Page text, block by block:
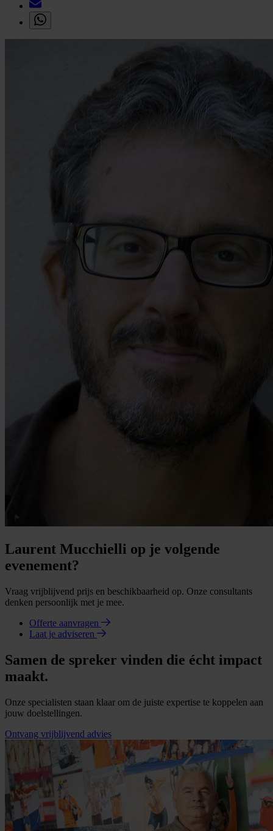
Laurent Mucchielli op je volgende
evenement?
Vraag vrijblijvend prijs en beschikbaarheid op. Onze consultants
denken persoonlijk met je mee.
Offerte aanvragen
Laat je adviseren
Samen de spreker vinden die écht impact
maakt.
Onze specialisten staan klaar om de juiste expertise te koppelen aan
jouw doelstellingen.
Ontvang vrijblijvend advies